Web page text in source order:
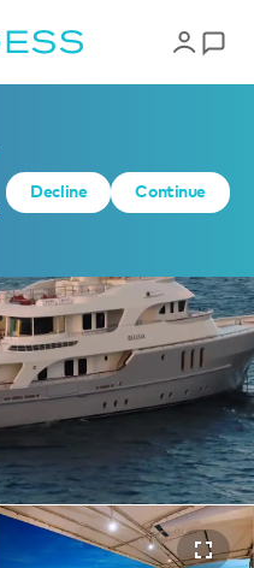
Decline Continue
1 de 19 photos